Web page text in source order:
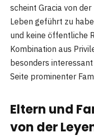
scheint Gracia von
Leben geführt zu
und keine öffentliche
Kombination aus
besonders
Seite prominenter
Eltern und
von der